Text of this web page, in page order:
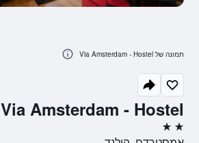
Via Amsterdam - Hostel
2 כוכבים
תמונה של Via Amsterdam - Hostel